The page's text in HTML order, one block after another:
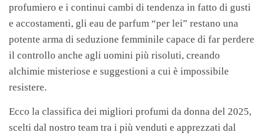
profumiero e i continui cambi di tendenza in fatto di gusti
e accostamenti, gli eau de parfum “per lei” restano una
potente arma di seduzione femminile capace di far perdere
il controllo anche agli uomini più risoluti, creando
alchimie misteriose e suggestioni a cui è impossibile
resistere.
Ecco la classifica dei migliori profumi da donna del 2025,
scelti dal nostro team tra i più venduti e apprezzati dal